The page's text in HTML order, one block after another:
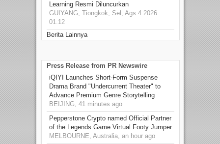
Learning Resmi Diluncurkan
GUIYANG, Tiongkok, Sel, Ags 4 2026
01.12
Berita Lainnya
Press Release from PR Newswire
iQIYI Launches Short-Form Suspense
Drama Brand "Undercurrent Theater" to
Advance Premium Genre Storytelling
BEIJING, 41 minutes ago
Pepperstone Crypto named Official Partner
of the Legends Game Virtual Footy Jumper
MELBOURNE, Australia, an hour ago